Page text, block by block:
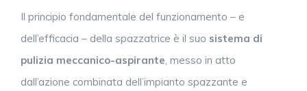
Il principio fondamentale del funzionamento – e
dell’efficacia – della spazzatrice è il suo sistema di
pulizia meccanico-aspirante, messo in atto
dall’azione combinata dell’impianto spazzante e